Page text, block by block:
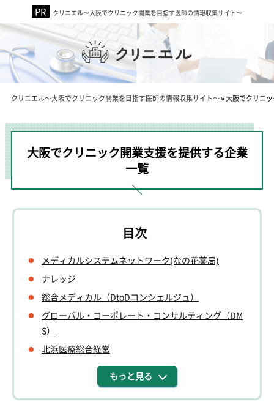
クリニエル～大阪でクリニック開業を目指す医師の情報収集サイト～
クリニエル～大阪でクリニック開業を目指す医師の情報収集サイト～»大阪でクリニ
大阪でクリニック開業支援を提供する企業
一覧
メディカルシステムネットワーク(なの花薬局)
ナレッジ
総合メディカル（DtoDコンシェルジュ）
グローバル・コーポレート・コンサルティング（DM
S）
北浜医療総合経営
もっと見る